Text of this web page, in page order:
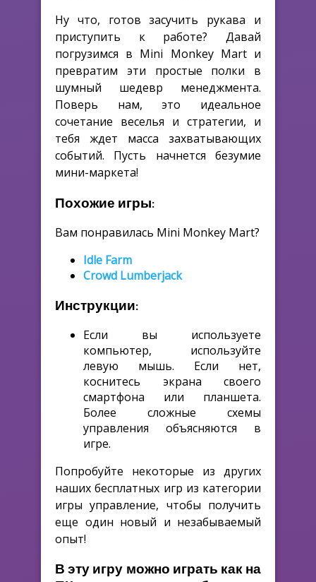
Ну что, готов засучить рукава и
приступить к работе? Давай
погрузимся в Mini Monkey Mart и
превратим эти простые полки в
шумный шедевр менеджмента.
Поверь нам, это идеальное
сочетание веселья и стратегии, и
тебя ждет масса захватывающих
событий. Пусть начнется безумие
мини-маркета!
Похожие игры:
Вам понравилась Mini Monkey Mart?
Idle Farm
Crowd Lumberjack
Инструкции:
Если вы используете
компьютер, используйте
левую мышь. Если нет,
коснитесь экрана своего
смартфона или планшета.
Более сложные схемы
управления объясняются в
игре.
Попробуйте некоторые из других
наших бесплатных игр из категории
игры управление, чтобы получить
еще один новый и незабываемый
опыт!
В эту игру можно играть как на